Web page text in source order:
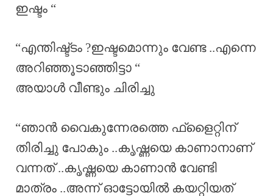
ഇഷ്ടം “
“എന്തിഷ്ട്ടം ?ഇഷ്ടമൊന്നും വേണ്ട ..എന്നെ
അറിഞ്ഞൂടാഞ്ഞിട്ടാ “
അയാൾ വീണ്ടും ചിരിച്ചു
“ഞാൻ വൈകുന്നേരത്തെ ഫ്‌ളൈറ്റിന്
തിരിച്ചു പോകും ..കൃഷ്ണയെ കാണാനാണ്
വന്നത് ..കൃഷ്ണയെ കാണാൻ വേണ്ടി
മാത്രം ..അന്ന് ഓട്ടോയിൽ കയറ്റിയത്